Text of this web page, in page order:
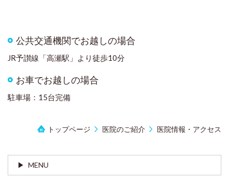
公共交通機関でお越しの場合
JR予讃線「高瀬駅」より徒歩10分
お車でお越しの場合
駐車場：15台完備
トップページ 医院のご紹介 医院情報・アクセス
MENU